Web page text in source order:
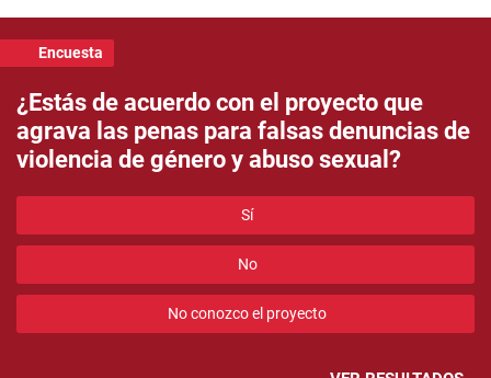
Encuesta
¿Estás de acuerdo con el proyecto que
agrava las penas para falsas denuncias de
violencia de género y abuso sexual?
Sí
No
No conozco el proyecto